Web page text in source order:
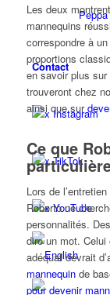
Contact
x Instagram
x TikTok
x YouTube
Les deux
mannequins
correspondre à
proportions
en savoir plus
trouveront chez
ainsi que sur
Ce que
Lors de
Roberto ne
personnalités.
dire un mot. Celui
adéquat devrait
mannequinde
pour devenir